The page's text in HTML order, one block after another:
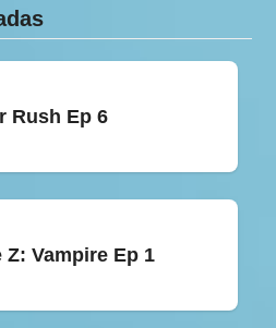
Rush Ep 6
Vampire Ep 1